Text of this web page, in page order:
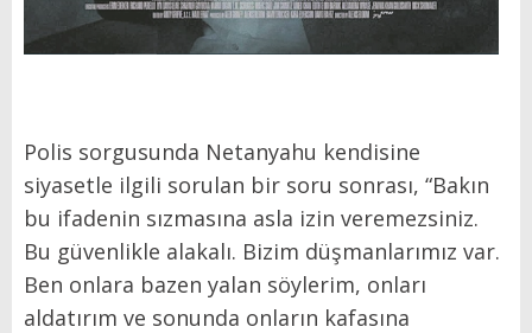
Polis sorgusunda Netanyahu kendisine
siyasetle ilgili sorulan bir soru sonrası, “Bakın
bu ifadenin sızmasına asla izin veremezsiniz.
Bu güvenlikle alakalı. Bizim düşmanlarımız var.
Ben onlara bazen yalan söylerim, onları
aldatırım ve sonunda onların kafasına